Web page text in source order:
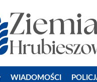
WIADOMOŚCI